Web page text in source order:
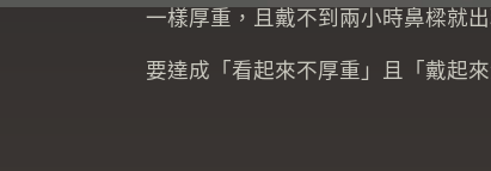
一樣厚重，且戴不到兩小時鼻樑就
要達成「看起來不厚重」且「戴起